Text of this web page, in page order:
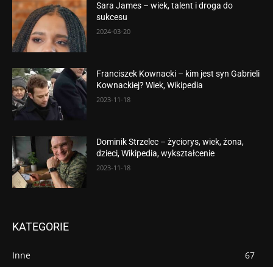
Sara James – wiek, talent i droga do
sukcesu
2024-03-20
Franciszek Kownacki – kim jest syn Gabrieli
Kownackiej? Wiek, Wikipedia
2023-11-18
Dominik Strzelec – życiorys, wiek, żona,
dzieci, Wikipedia, wykształcenie
2023-11-18
KATEGORIE
Inne 67